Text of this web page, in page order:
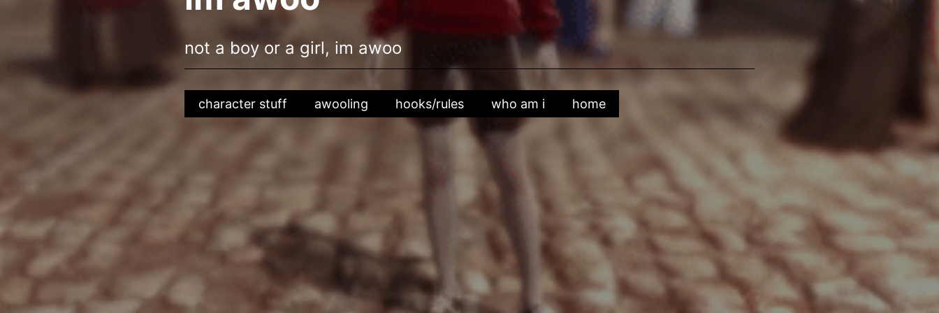
not a boy or a girl, im awoo
character stuff awooling hooks/rules who am i home